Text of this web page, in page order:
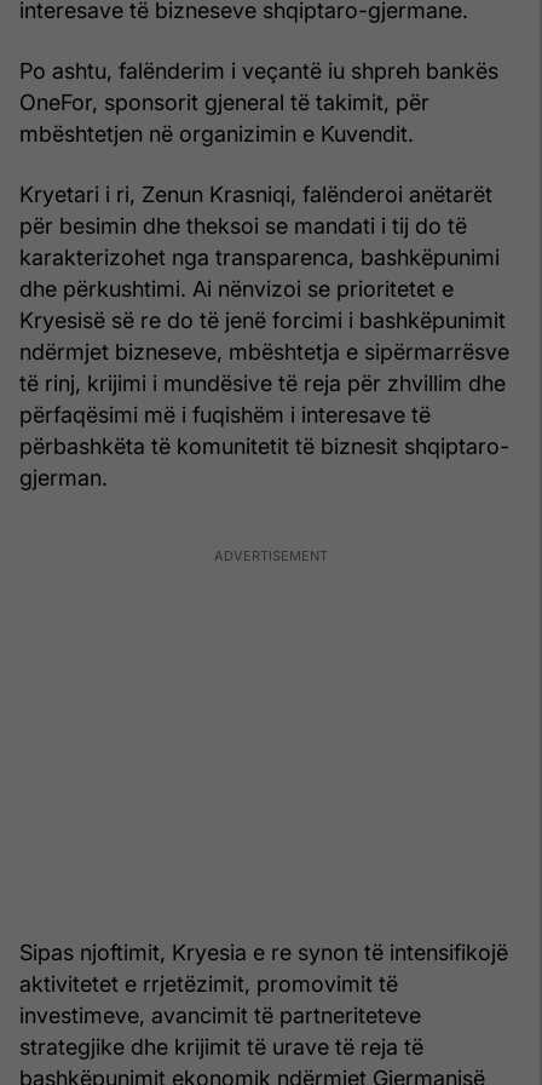
interesave të bizneseve shqiptaro-gjermane.
Po ashtu, falënderim i veçantë iu shpreh bankës
OneFor, sponsorit gjeneral të takimit, për
mbështetjen në organizimin e Kuvendit.
Kryetari i ri, Zenun Krasniqi, falënderoi anëtarët
për besimin dhe theksoi se mandati i tij do të
karakterizohet nga transparenca, bashkëpunimi
dhe përkushtimi. Ai nënvizoi se prioritetet e
Kryesisë së re do të jenë forcimi i bashkëpunimit
ndërmjet bizneseve, mbështetja e sipërmarrësve
të rinj, krijimi i mundësive të reja për zhvillim dhe
përfaqësimi më i fuqishëm i interesave të
përbashkëta të komunitetit të biznesit shqiptaro-
gjerman.
Sipas njoftimit, Kryesia e re synon të intensifikojë
aktivitetet e rrjetëzimit, promovimit të
investimeve, avancimit të partneriteteve
strategjike dhe krijimit të urave të reja të
bashkëpunimit ekonomik ndërmjet Gjermanisë